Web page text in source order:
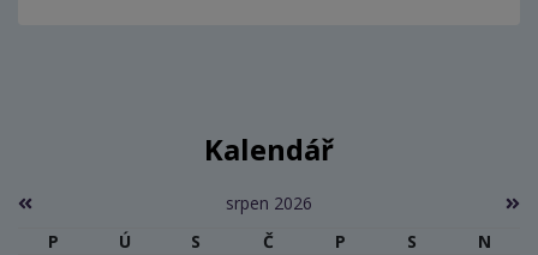
Kalendář
srpen 2026
P
Ú S Č P S
N